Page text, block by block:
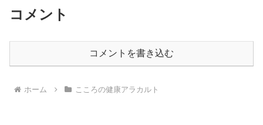
コメント
コメントを書き込む
ホーム こころの健康アラカルト